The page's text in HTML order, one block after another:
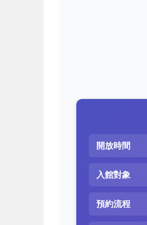
開放時間
入館對象
預約流程